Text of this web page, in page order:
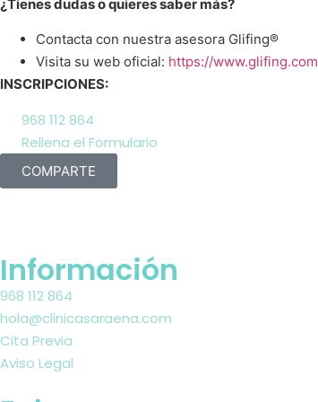
¿Tienes dudas o quieres saber más?
Contacta con nuestra asesora Glifing®
Visita su web oficial: https://www.glifing.com
INSCRIPCIONES:
968 112 864
Rellena el Formulario
COMPARTE
Información
968 112 864
hola@clinicasaraena.com
Cita Previa
Aviso Legal